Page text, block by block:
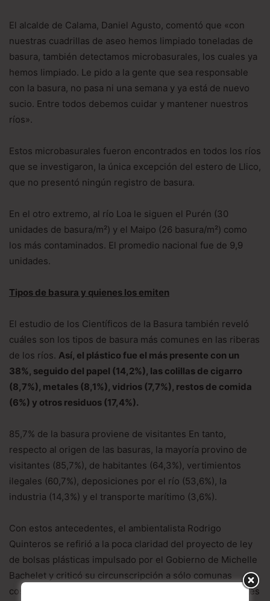
El alcalde de Calama, Daniel Agusto, comentó que «con
nuestras cuadrillas de aseo hemos limpiado toneladas de
basura, también detectamos microbasurales, los cuales ya
hemos limpiado. Le pido a la gente que sea responsable
con la basura, no pasa ni una semana y ya está de nuevo
sucio. Entre todos debemos cuidar y mantener nuestros
ríos».
Estos microbasurales fueron encontrados en todos los ríos
que se investigaron, la única excepción del estero de Llico,
que no presentó ningún registro de basura.
En el otro extremo, al río Loa le siguen el Purén (30
unidades de basura/m²) y el Maipo (26 basura/m²) como
los más contaminados. El promedio nacional fue de 9,9
unidades.
Tipos de basura y quienes los emiten
El estudio de los Científicos de la Basura también reveló
cuáles son los tipos de basura más comunes en las riberas
de los ríos. Así, el plástico fue el más presente con un
38%, seguido del papel (14,2%), las colillas de cigarro
(8,7%), metales (8,1%), vidrios (7,7%), restos de comida
(6%) y otros residuos (17,4%).
85,7% de la basura proviene de visitantes En tanto,
respecto al origen de las basuras, la mayoría provino de
visitantes (85,7%), de habitantes (64,3%), vertimientos
ilegales (60,7%), deposiciones por el río (53,6%), la
industria (14,3%) y el transporte marítimo (3,6%).
Con estos antecedentes, el ambientalista Rodrigo
Quinteros se refirió a la poca claridad del proyecto de ley
de bolsas plásticas impulsado por el Gobierno de Michelle
Bachelet y criticó su circunscripción a sólo comunas
costeras, «especialmente si más del 40% de los habitantes